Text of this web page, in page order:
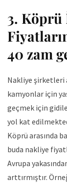
3. Köprü
40 zam
Nakliye şirketleri
kamyonlar için
geçmek için
yol kat
Köprü arasında
buda nakliye
Avrupa
arttırmıştır.